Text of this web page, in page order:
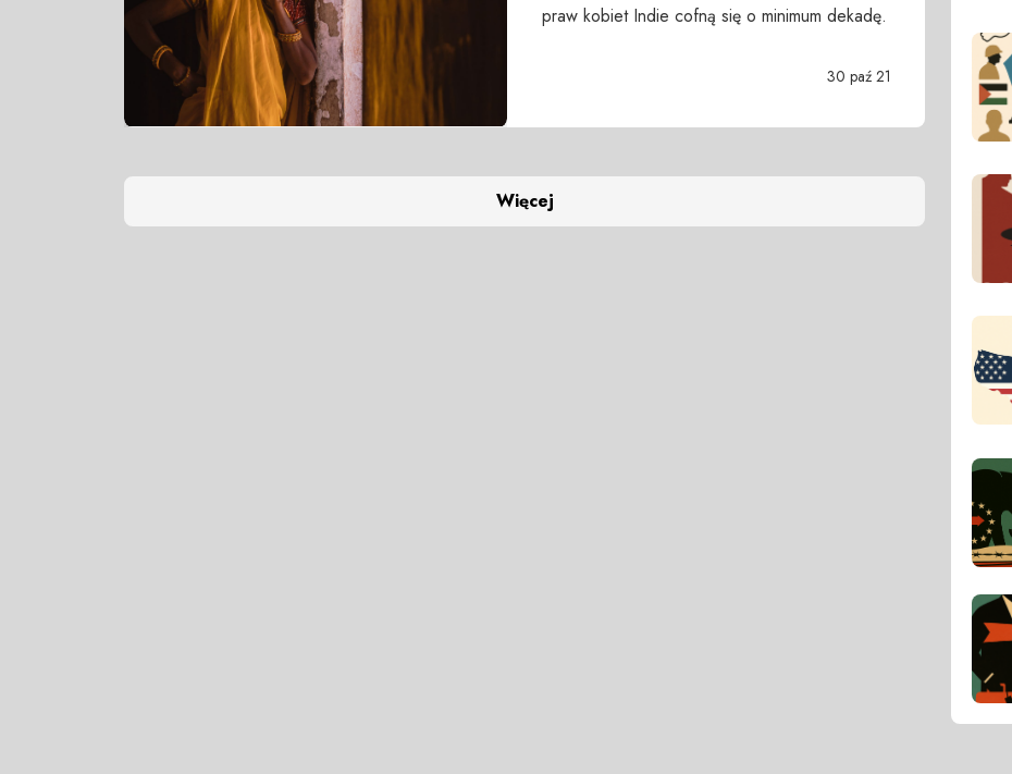
praw kobiet Indie cofną się o minimum dekadę.
30 paź 21
Więcej